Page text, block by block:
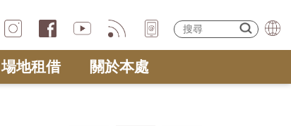
場地租借 關於本處